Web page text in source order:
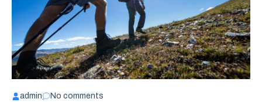
admin No comments